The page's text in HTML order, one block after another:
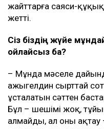
жайттарға саяси-
жетті.
Сіз біздің жүйе
ойлайсыз ба?
– Мұнда мәселе
Қажыгелдин сырттай
ұсталатын сәттен
Бұл – шешімі жоқ,
алмайды, ал оны ақтау